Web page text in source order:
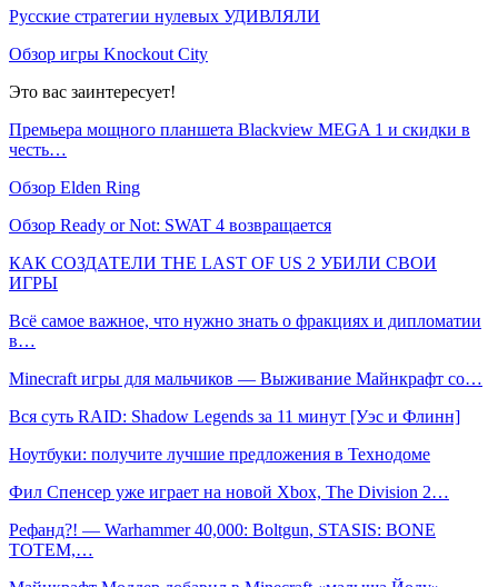
Русские стратегии нулевых УДИВЛЯЛИ
Обзор игры Knockout City
Это вас заинтересует!
Премьера мощного планшета Blackview MEGA 1 и скидки в
честь…
Обзор Elden Ring
Обзор Ready or Not: SWAT 4 возвращается
КАК СОЗДАТЕЛИ THE LAST OF US 2 УБИЛИ СВОИ
ИГРЫ
Всё самое важное, что нужно знать о фракциях и дипломатии
в…
Minecraft игры для мальчиков — Выживание Майнкрафт со…
Вся суть RAID: Shadow Legends за 11 минут [Уэс и Флинн]
Ноутбуки: получите лучшие предложения в Технодоме
Фил Спенсер уже играет на новой Xbox, The Division 2…
Рефанд?! — Warhammer 40,000: Boltgun, STASIS: BONE
TOTEM,…